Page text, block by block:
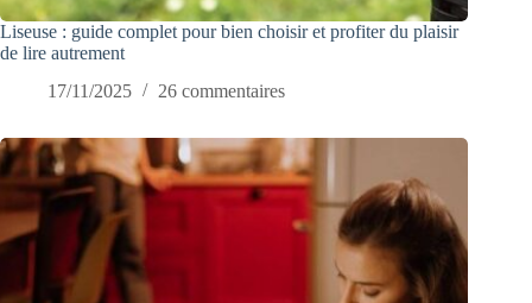
Liseuse : guide complet pour bien choisir et profiter du plaisir
de lire autrement
17/11/2025
26 commentaires